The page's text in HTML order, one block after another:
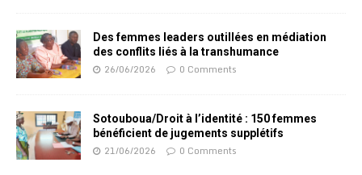
Des femmes leaders outillées en médiation
des conflits liés à la transhumance
26/06/2026 0 Comments
Sotouboua/Droit à l’identité : 150 femmes
bénéficient de jugements supplétifs
21/06/2026 0 Comments